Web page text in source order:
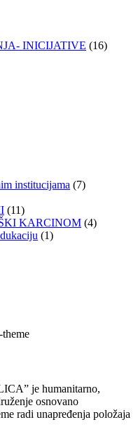
INICIJATIVE (16)
institucijama (7)
(11)
KARCINOM (4)
(1)
je humanitarno,
osnovano
radi unapređenja položaja